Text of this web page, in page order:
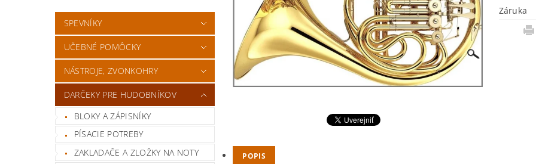
SPEVNÍKY
UČEBNÉ POMÔCKY
NÁSTROJE, ZVONKOHRY
DARČEKY PRE HUDOBNÍKOV
BLOKY A ZÁPISNÍKY
PÍSACIE POTREBY
ZAKLADAČE A ZLOŽKY NA NOTY
Záruka
POPIS